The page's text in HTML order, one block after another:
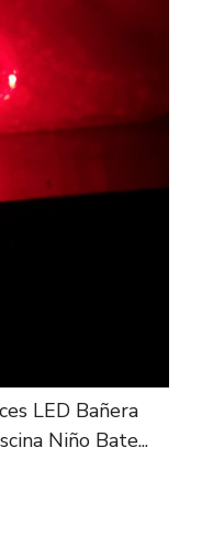
LED Bañera
Niño Bate...